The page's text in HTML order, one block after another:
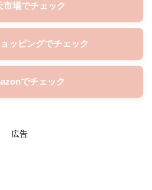
市場でチェック
ッピングでチェック
でチェック
広告